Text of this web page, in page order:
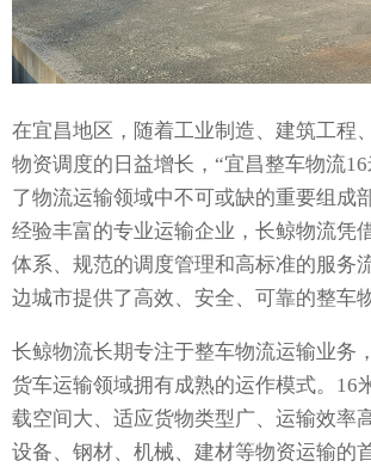
在宜昌地区，随着工业制造、建筑工程
物资调度的日益增长，“宜昌整车物流
了物流运输领域中不可或缺的重要组成
经验丰富的专业运输企业，长鲸物流凭
体系、规范的调度管理和高标准的服务
边城市提供了高效、安全、可靠的整车
长鲸物流长期专注于整车物流运输业务
货车运输领域拥有成熟的运作模式。16
载空间大、适应货物类型广、运输效率
设备、钢材、机械、建材等物资运输的